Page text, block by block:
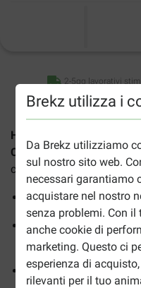
Brekz utilizza i
Da Brekz utilizziamo
sul nostro sito web.
necessari garantiamo
acquistare nel nostro
senza problemi. Con
anche cookie di
marketing. Questo ci
esperienza di
rilevanti per il tuo
2-5gg lavorativi
Hill's Prescription Diet
Care con pollo(lattine da
completo per cani con
Alti livelli di acidi
Clinicamente testato
sole 24 ore
Con la rivoluzionaria